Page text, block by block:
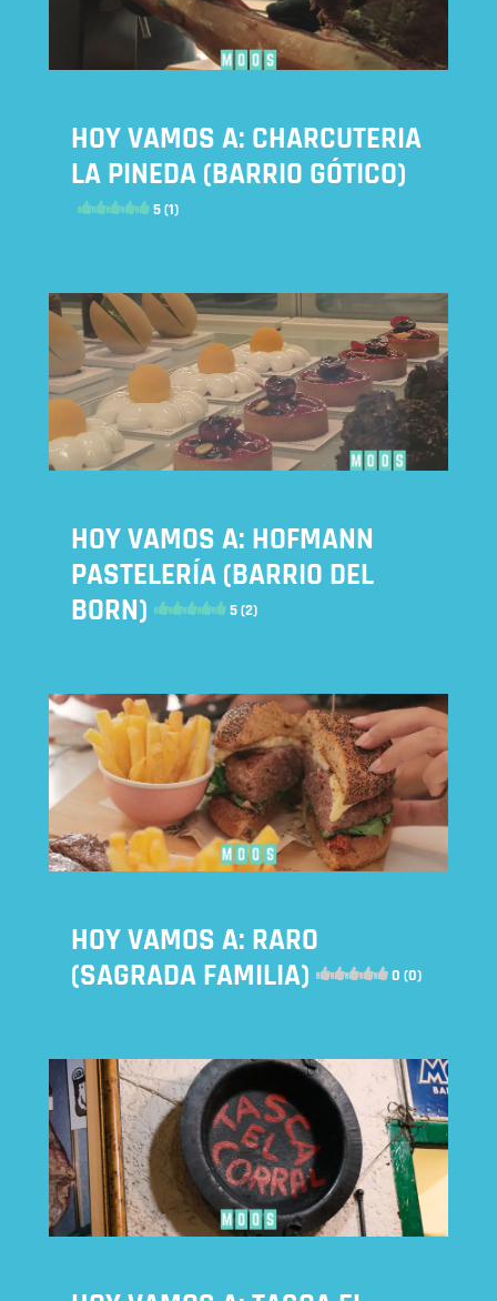
HOY VAMOS A: CHARCUTERIA
LA PINEDA (BARRIO GÓTICO)
5 (1)
HOY VAMOS A: HOFMANN
PASTELERÍA (BARRIO DEL
BORN)
5 (2)
HOY VAMOS A: RARO
(SAGRADA FAMILIA)
0 (0)